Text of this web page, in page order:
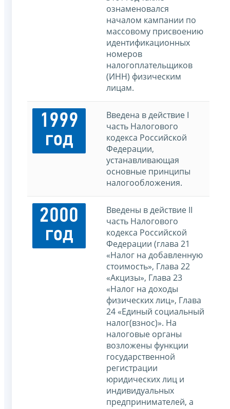
ознаменовался
началом кампании по
массовому присвоению
идентификационных
номеров
налогоплательщиков
(ИНН) физическим
лицам.
1999
год
Введена в действие I
часть Налогового
кодекса Российской
Федерации,
устанавливающая
основные принципы
налогообложения.
2000
год
Введены в действие II
часть Налогового
кодекса Российской
Федерации (глава 21
«Налог на добавленную
стоимость», Глава 22
«Акцизы», Глава 23
«Налог на доходы
физических лиц», Глава
24 «Единый социальный
налог(взнос)». На
налоговые органы
возложены функции
государственной
регистрации
юридических лиц и
индивидуальных
предпринимателей, а